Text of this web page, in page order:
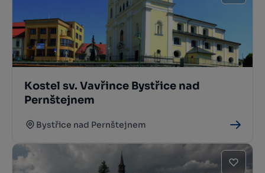
Kostel sv. Vavřince Bystřice nad
Pernštejnem
Bystřice nad Pernštejnem